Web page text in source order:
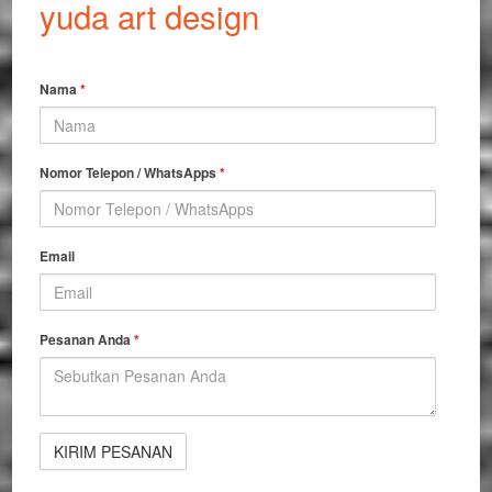
yuda art design
Nama*
Nomor Telepon / WhatsApps*
Email
Pesanan Anda*